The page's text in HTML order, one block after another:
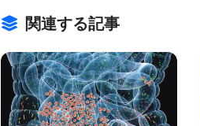
が予想される。
Rocky Mountain Laboratories
の共同で行われた。この研究
(cynomolgus macaques) を使
関連する記事
BIOMARKET JP